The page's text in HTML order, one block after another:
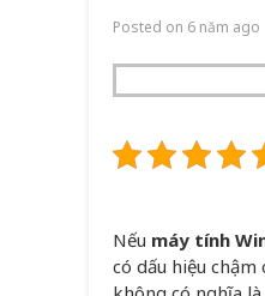
Posted on 6 năm ago
Nếu máy tính
có dấu hiệu chậm